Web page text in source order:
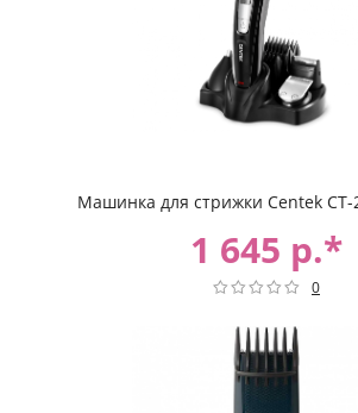
Машинка для стрижки Centek CT-
1 645 р.*
0